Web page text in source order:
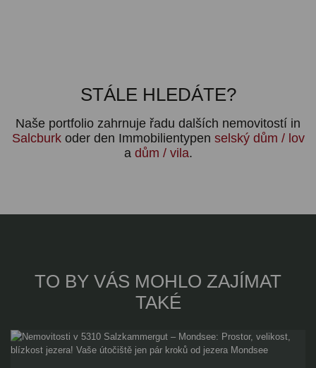
STÁLE HLEDÁTE?
Naše portfolio zahrnuje řadu dalších nemovitostí in
Salcburkoder den Immobilientypen selský dům / lov
a dům / vila.
TO BY VÁS MOHLO ZAJÍMAT
TAKÉ